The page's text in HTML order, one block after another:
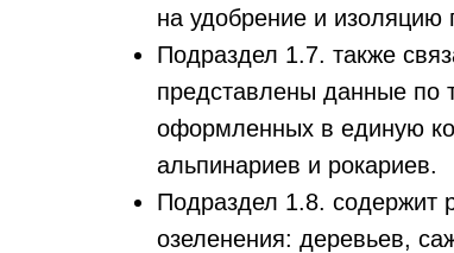
на удобрение и изоляцию
Подраздел 1.7. также
представлены данные по
оформленных в единую
альпинариев и рокариев.
Подраздел 1.8. содержит
озеленения: деревьев,